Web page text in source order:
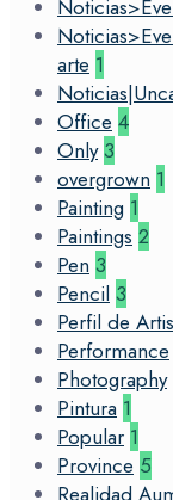
arte 1
Office 4
Only 3
overgrown 1
Painting 1
Paintings 2
Pen 3
Pencil 3
Perfil de
Performance
Photography
Pintura 1
Popular 1
Province 5
Realidad